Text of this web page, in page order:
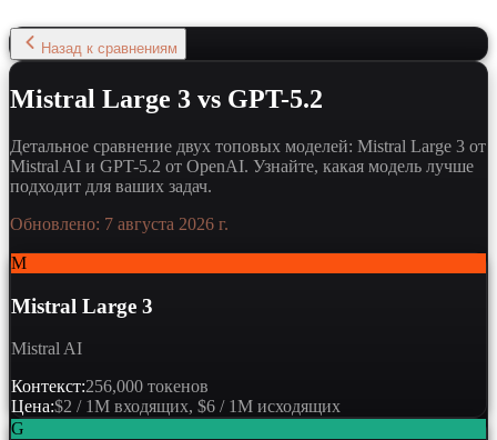
Назад к сравнениям
Mistral Large 3 vs GPT-5.2
Детальное сравнение двух топовых моделей: Mistral Large 3 от
Mistral AI и GPT-5.2 от OpenAI. Узнайте, какая модель лучше
подходит для ваших задач.
Обновлено: 7 августа 2026 г.
M
Mistral Large 3
Mistral AI
Контекст:256,000 токенов
Цена:$2 / 1M входящих, $6 / 1M исходящих
G